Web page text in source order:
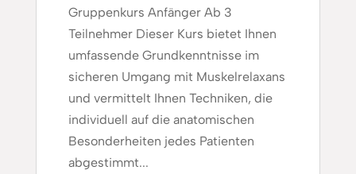
Gruppenkurs Anfänger Ab 3
Teilnehmer Dieser Kurs bietet Ihnen
umfassende Grundkenntnisse im
sicheren Umgang mit Muskelrelaxans
und vermittelt Ihnen Techniken, die
individuell auf die anatomischen
Besonderheiten jedes Patienten
abgestimmt...